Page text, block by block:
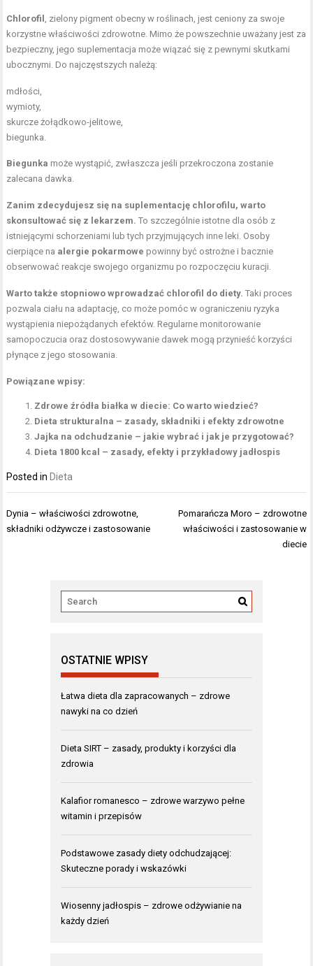
Chlorofil
, zielony pigment obecny w roślinach, jest ceniony za swoje
korzystne właściwości zdrowotne. Mimo że powszechnie uważany jest za
bezpieczny, jego suplementacja może wiązać się z pewnymi skutkami
ubocznymi. Do najczęstszych należą:
mdłości,
wymioty,
skurcze żołądkowo-jelitowe,
biegunka.
Biegunka może wystąpić, zwłaszcza jeśli przekroczona zostanie
zalecana dawka.
Zanim zdecydujesz się na suplementację chlorofilu, warto
skonsultować się z lekarzem. To szczególnie istotne dla osób z
istniejącymi schorzeniami lub tych przyjmujących inne leki. Osoby
cierpiące na alergie pokarmowe powinny być ostrożne i bacznie
obserwować reakcje swojego organizmu po rozpoczęciu kuracji.
Warto także stopniowo wprowadzać chlorofil do diety. Taki proces
pozwala ciału na adaptację, co może pomóc w ograniczeniu ryzyka
wystąpienia niepożądanych efektów. Regularne monitorowanie
samopoczucia oraz dostosowywanie dawek mogą przynieść korzyści
płynące z jego stosowania.
Powiązane wpisy:
Zdrowe źródła białka w diecie: Co warto wiedzieć?
Dieta strukturalna – zasady, składniki i efekty zdrowotne
Jajka na odchudzanie – jakie wybrać i jak je przygotować?
Dieta 1800 kcal – zasady, efekty i przykładowy jadłospis
Posted in Dieta
Nawigacja
wpisu
Dynia – właściwości zdrowotne,
składniki odżywcze i zastosowanie
Pomarańcza Moro – zdrowotne
właściwości i zastosowanie w
diecie
OSTATNIE WPISY
Łatwa dieta dla zapracowanych – zdrowe
nawyki na co dzień
Dieta SIRT – zasady, produkty i korzyści dla
zdrowia
Kalafior romanesco – zdrowe warzywo pełne
witamin i przepisów
Podstawowe zasady diety odchudzającej:
Skuteczne porady i wskazówki
Wiosenny jadłospis – zdrowe odżywianie na
każdy dzień